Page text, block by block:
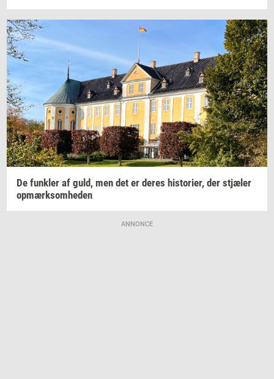
De funk­ler af guld, men det er deres hi­sto­ri­er, der stjæ­ler
op­mærk­som­he­den
ANNONCE